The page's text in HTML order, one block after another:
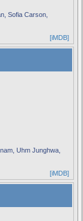
Sofia Carson,
[iMDB]
Uhm Junghwa,
[iMDB]